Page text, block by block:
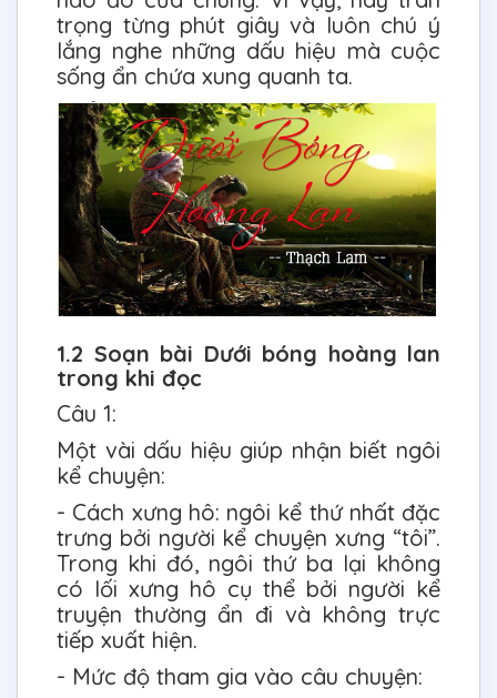
trọng từng phút giây và luôn chú ý
lắng nghe những dấu hiệu mà cuộc
sống ẩn chứa xung quanh ta.
1.2 Soạn bài Dưới bóng hoàng lan
trong khi đọc
Câu 1:
Một vài dấu hiệu giúp nhận biết ngôi
kể chuyện:
- Cách xưng hô: ngôi kể thứ nhất đặc
trưng bởi người kể chuyện xưng “tôi”.
Trong khi đó, ngôi thứ ba lại không
có lối xưng hô cụ thể bởi người kể
truyện thường ẩn đi và không trực
tiếp xuất hiện.
- Mức độ tham gia vào câu chuyện: